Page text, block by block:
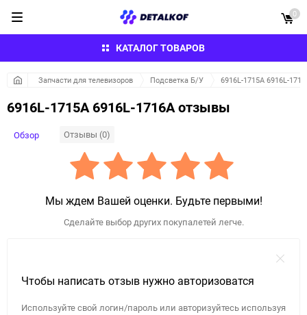
КАТАЛОГ ТОВАРОВ
0
Запчасти для телевизоров Подсветка Б/У 6916L-1715A 6916L-
6916L-1715A 6916L-1716A отзывы
Обзор Отзывы (0)
Мы ждем Вашей оценки. Будьте первыми!
Сделайте выбор других покупалетей легче.
Чтобы написать отзыв нужно авторизоватся
Используйте свой логин/пароль или авторизуйтесь используя